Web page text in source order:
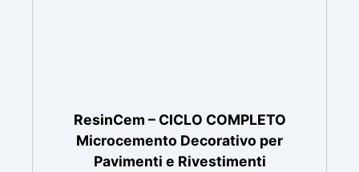
ResinCem – CICLO COMPLETO
Microcemento Decorativo per
Pavimenti e Rivestimenti